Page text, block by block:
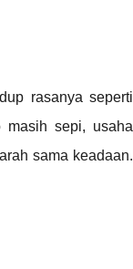
rasanya seperti
masih sepi, usaha
sama keadaan.